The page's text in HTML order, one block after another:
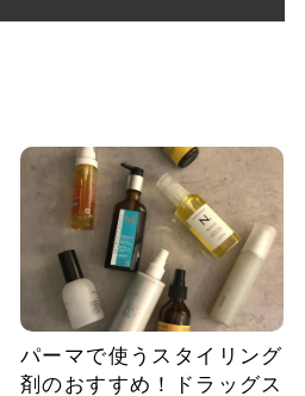
新生活シーズン、朝の身支度を少しで
も短くしたい人は多いはず。じつは寝
癖は、...
かえで
もっと見る
職場で浮かない落ち着いたトーンにし
たいけれど、どこか垢抜けた印象にし
たいと...
さくら
もっと見る
2026年はレイヤーカットを使った髪型
のトレンドと重なり、ルーズウェーブ
かえで
もっと見る
美容室を倒産する数が増えているとい
うニュースがありました。もともと美
容室の...
かえで
もっと見る
毎日のちょっとした習慣で小顔は作れ
る！頭のこりをほぐしてフェイスライ
ンのリ...
chicca
もっと見る
目元の印象を左右するのは目そのもの
ではなく、頭皮の状態かもしれませ
ん。以下...
メガネ
もっと見る
ヘアアイロンを使うのが苦手、火傷が
怖いと感じている方はいないでしょう
か？そ...
さくら
もっと見る
メイクをしている時間も、スキンケア
の時間に変えるという発想から生まれ
たのが...
あかり
もっと見る
サロンのメニューを見ていると、「リ
ンパマッサージ」の他に「経絡マッサ
ージ」...
あかり
もっと見る
「ムダ毛が気になる」とお子さんが悩
んでいる姿を見て、エステ脱毛を検討
し始め...
あおい
もっと見る
SNSや雑誌で見かけた素敵なネイルデ
ザインを、いざ自分の爪に試してみた
ら、...
もっと見る
良い？その違いは？PDRN
ルルルン ハイドラシリーズを使いたい
けれど、種類が多くてどれを選べばい
いか...
もっと見る
しませんか？失敗する人の
共通点...
医師の管理のもと、科学的根拠に基づ
いて行う「医療ダイエット」は、自己
流のダ...
もっと見る
パーマで使うスタイリング
剤のおすすめ！ドラッグス